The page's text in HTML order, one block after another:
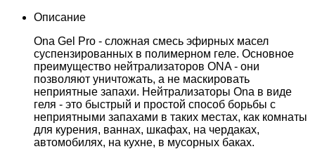
Описание
Ona Gel Pro - сложная смесь эфирных масел
суспензированных в полимерном геле. Основное
преимущество нейтрализаторов ONA - они
позволяют уничтожать, а не маскировать
неприятные запахи. Нейтрализаторы Ona в виде
геля - это быстрый и простой способ борьбы с
неприятными запахами в таких местах, как комнаты
для курения, ваннах, шкафах, на чердаках,
автомобилях, на кухне, в мусорных баках.